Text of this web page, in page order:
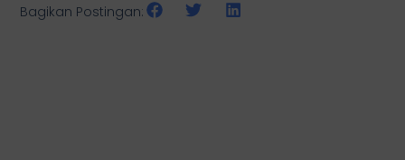
Bagikan Postingan: